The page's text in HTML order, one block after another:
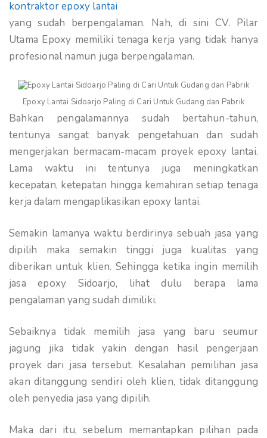
kontraktor epoxy lantai
yang sudah berpengalaman. Nah, di sini CV. Pilar
Utama Epoxy memiliki tenaga kerja yang tidak hanya
profesional namun juga berpengalaman.
Epoxy Lantai Sidoarjo Paling di Cari Untuk Gudang dan Pabrik
Bahkan pengalamannya sudah bertahun-tahun,
tentunya sangat banyak pengetahuan dan sudah
mengerjakan bermacam-macam proyek epoxy lantai.
Lama waktu ini tentunya juga meningkatkan
kecepatan, ketepatan hingga kemahiran setiap tenaga
kerja dalam mengaplikasikan epoxy lantai.
Semakin lamanya waktu berdirinya sebuah jasa yang
dipilih maka semakin tinggi juga kualitas yang
diberikan untuk klien. Sehingga ketika ingin memilih
jasa epoxy Sidoarjo, lihat dulu berapa lama
pengalaman yang sudah dimiliki.
Sebaiknya tidak memilih jasa yang baru seumur
jagung jika tidak yakin dengan hasil pengerjaan
proyek dari jasa tersebut. Kesalahan pemilihan jasa
akan ditanggung sendiri oleh klien, tidak ditanggung
oleh penyedia jasa yang dipilih.
Maka dari itu, sebelum memantapkan pilihan pada